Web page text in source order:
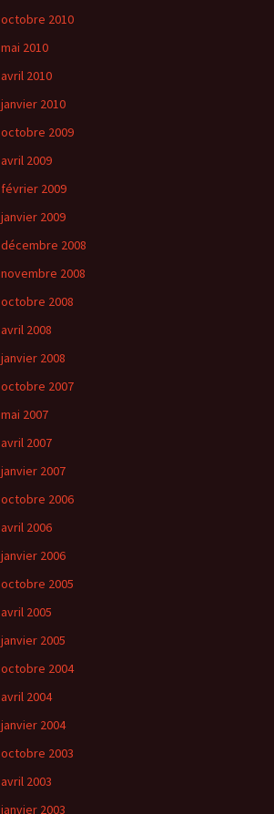
octobre 2010
mai 2010
avril 2010
janvier 2010
octobre 2009
avril 2009
février 2009
janvier 2009
décembre 2008
novembre 2008
octobre 2008
avril 2008
janvier 2008
octobre 2007
mai 2007
avril 2007
janvier 2007
octobre 2006
avril 2006
janvier 2006
octobre 2005
avril 2005
janvier 2005
octobre 2004
avril 2004
janvier 2004
octobre 2003
avril 2003
janvier 2003